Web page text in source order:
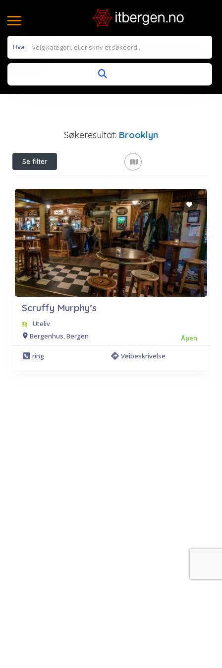
Hva
Søkeresultat: Brooklyn
Se filter
Scruffy Murphy’s
Uteliv
Bergenhus, Bergen
Åpen
ring
Veibeskrivelse